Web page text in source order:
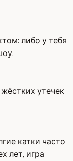
либо у тебя
утечек
катки часто
лет, игра